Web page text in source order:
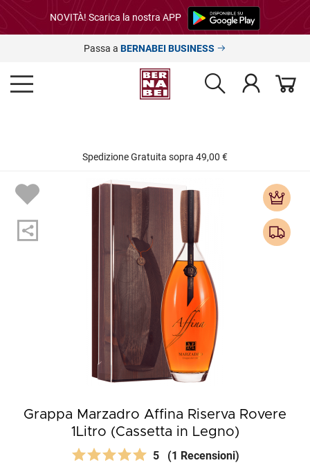
NOVITÀ! Scarica la nostra APP
Passa a BERNABEI BUSINESS
Spedizione Gratuita sopra 49,00 €
Grappa Marzadro Affina Riserva Rovere
1Litro (Cassetta in Legno)
5 (1 Recensioni)